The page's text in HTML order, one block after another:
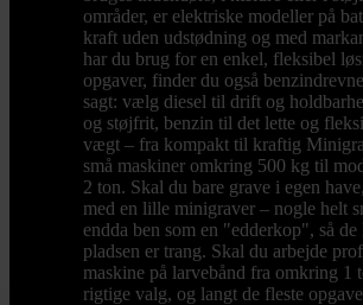
områder, er elektriske modeller på
kraft uden udstødning og med
har du brug for en enkel, fleksibel
opgaver, finder du også
sagt: vælg diesel til drift og
og støjfrit, benzin til det lette og
vægt – fra kompakt til kraftig
små maskiner omkring 500 kg til
2 ton. Skal du bare grave i egen
med en lille minigraver – nogle helt
endda ben som en "edderkop", så
pladsen er trang. Skal du arbejde
maskine på larvebånd fra omkring 1
rigtige valg, og langt de fleste